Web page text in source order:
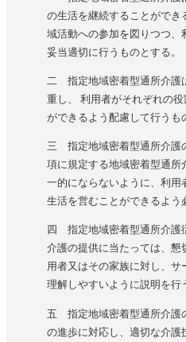
の生活を継続することができ
域活動への参加を図りつつ、
妥当適切に行うものとする。
二 指定地域密着型通所介護
重し、 利用者がそれぞれの
ができるよう配慮して行うも
三 指定地域密着型通所介護
項に規定する地域密着型通
一的にならないように、利用
生活を営むことができるよう
四 指定地域密着型通所介護
介護の提供に当たっては、懇
用者又はその家族に対し、サ
理解しやすいように説明を行
五 指定地域密着型通所介護
の進歩に対応し、適切な介護